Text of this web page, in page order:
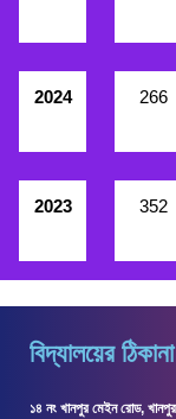
2024 266
2023 352
বিদ্যালয়ের ঠিকানা
১৪ নং খানপুর মেইন রোড,